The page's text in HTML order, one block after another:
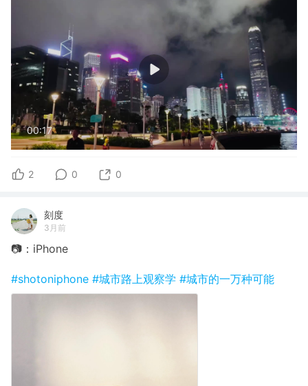
00:17
2 0 0
刻度
3月前
📷：iPhone
#shotoniphone #城市路上观察学 #城市的一万种可能